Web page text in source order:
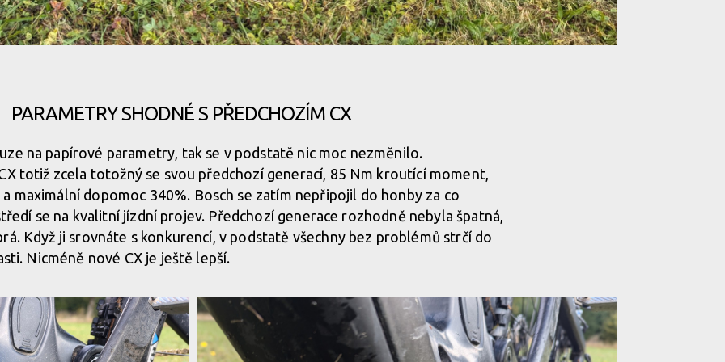
zdvihu
zdvihu
zdvihu
zdvihu
PARAMETRY SHODNÉ S PŘEDCHOZÍM CX
na papírové parametry, tak se v podstatě nic moc nezměnilo.
totiž zcela totožný se svou předchozí generací, 85 Nm kroutící moment,
maximální dopomoc 340%. Bosch se zatím nepřipojil do honby za co
se na kvalitní jízdní projev. Předchozí generace rozhodně nebyla špatná,
Když ji srovnáte s konkurencí, v podstatě všechny bez problémů strčí do
Nicméně nové CX je ještě lepší.